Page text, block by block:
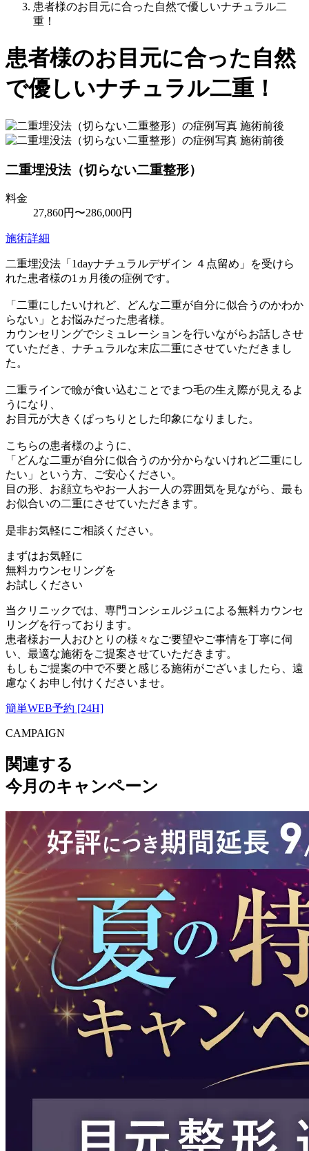
患者様のお目元に合った自然で優しいナチュラル二
重！
患者様のお目元に合った自然
で優しいナチュラル二重！
二重埋没法（切らない二重整形）
料金
27,860円〜286,000円
施術詳細
二重埋没法「1dayナチュラルデザイン ４点留め」を受けら
れた患者様の1ヵ月後の症例です。
「二重にしたいけれど、どんな二重が自分に似合うのかわか
らない」とお悩みだった患者様。
カウンセリングでシミュレーションを行いながらお話しさせ
ていただき、ナチュラルな末広二重にさせていただきまし
た。
二重ラインで瞼が食い込むことでまつ毛の生え際が見えるよ
うになり、
お目元が大きくぱっちりとした印象になりました。
こちらの患者様のように、
「どんな二重が自分に似合うのか分からないけれど二重にし
たい」という方、ご安心ください。
目の形、お顔立ちやお一人お一人の雰囲気を見ながら、最も
お似合いの二重にさせていただきます。
是非お気軽にご相談ください。
まずはお気軽に
無料カウンセリングを
お試しください
当クリニックでは、専門コンシェルジュによる無料カウンセ
リングを行っております。
患者様お一人おひとりの様々なご要望やご事情を丁寧に伺
い、最適な施術をご提案させていただきます。
もしもご提案の中で不要と感じる施術がございましたら、遠
慮なくお申し付けくださいませ。
簡単WEB予約 [24H]
CAMPAIGN
関連する
今月のキャンペーン